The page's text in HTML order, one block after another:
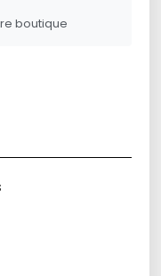
boutique